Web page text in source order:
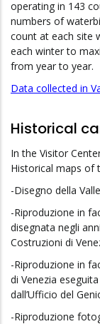
operating in 143
numbers of
count at each site
each winter to
from year to year.
Data collected in
Historical
In the Visitor
Historical maps of
-Disegno della
-Riproduzione in
disegnata negli
Costruzioni di
-Riproduzione in
di Venezia
dall’Ufficio del
-Riproduzione